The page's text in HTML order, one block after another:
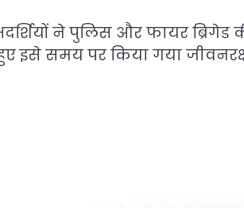
ने पुलिस और फायर ब्रिगेड
इसे समय पर किया गया